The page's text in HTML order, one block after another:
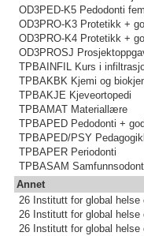
OD3PED-K5 Pedodonti
OD3PRO-K3 Protetikk +
OD3PRO-K4 Protetikk +
OD3PROSJ
TPBAINFIL Kurs i
TPBAKBK Kjemi og
TPBAKJE Kjeveortopedi
TPBAMAT Materiallære
TPBAPED Pedodonti +
TPBAPED/PSY
TPBAPER Periodonti
TPBASAM
Annet
26 Institutt for global helse
26 Institutt for global helse
26 Institutt for global helse